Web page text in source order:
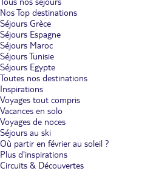
Nos Top destinations
Séjours Grèce
Séjours Espagne
Séjours Maroc
Séjours Tunisie
Séjours Egypte
Toutes nos destinations
Inspirations
Voyages tout compris
Vacances en solo
Voyages de noces
Séjours au ski
Où partir en février au soleil ?
Plus d'inspirations
Circuits & Découvertes